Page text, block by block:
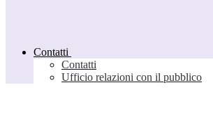
Contatti
Contatti
Ufficio relazioni con il pubblico